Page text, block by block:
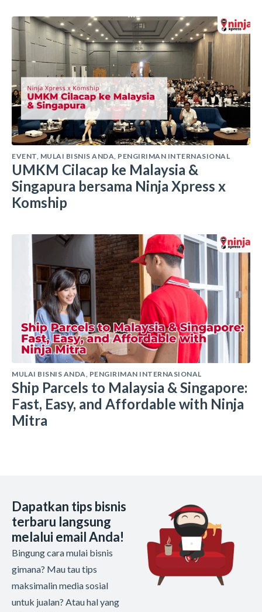
EVENT, MULAI BISNIS ANDA, PENGIRIMAN INTERNASIONAL
UMKM Cilacap ke Malaysia &
Singapura bersama Ninja Xpress x
Komship
MULAI BISNIS ANDA, PENGIRIMAN INTERNASIONAL
Ship Parcels to Malaysia & Singapore:
Fast, Easy, and Affordable with Ninja
Mitra
Dapatkan tips bisnis
terbaru langsung
melalui email Anda!
Bingung cara mulai bisnis
gimana? Mau tau tips
maksimalin media sosial
untuk jualan? Atau hal yang